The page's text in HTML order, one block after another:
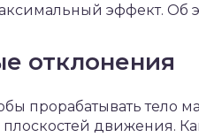
эффект. Об
отклонения
прорабатывать тело
плоскостей движения.